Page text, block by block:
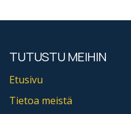
TUTUSTU MEIHIN
Etusivu
Tietoa meistä